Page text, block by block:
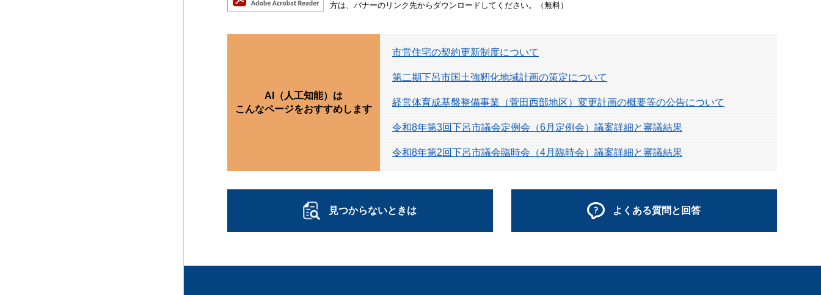
方は、バナーのリンク先からダウンロードしてください。（無料）
AI（人工知能）は
こんなページをおすすめします
市営住宅の契約更新制度について
第二期下呂市国土強靭化地域計画の策定について
経営体育成基盤整備事業（菅田西部地区）変更計画の概要等の公告について
令和8年第3回下呂市議会定例会（6月定例会）議案詳細と審議結果
令和8年第2回下呂市議会臨時会（4月臨時会）議案詳細と審議結果
見つからないときは よくある質問と回答